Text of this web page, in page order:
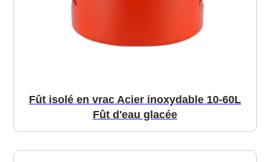
Fût isolé en vrac Acier inoxydable 10-60L
Fût d'eau glacée